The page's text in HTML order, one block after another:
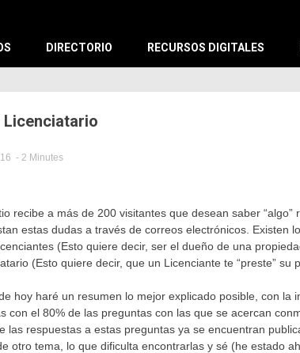
DIRECTORIO RECURSOS DIGITALES
Licenciatario
Tagged
Licensing
México,
licensingmx,
Lo
- 2 Minutes
recibe a más de 200 visitantes que desean saber
estas dudas a través de correos electrónicos. Existen
(Esto quiere decir, ser el dueño de una
(Esto quiere decir, que un Licenciante te “preste”
hoy haré un resumen lo mejor explicado posible, con la
con el 80% de las preguntas con las que se acercan
las respuestas a estas preguntas ya se encuentran
otro tema, lo que dificulta encontrarlas y sé (he estado